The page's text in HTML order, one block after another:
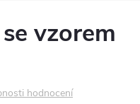
vzorem
hodnocení